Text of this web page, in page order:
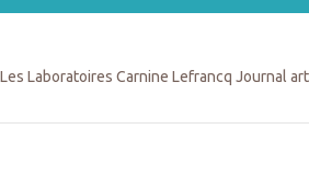
Laboratoires Carnine Lefrancq Journal